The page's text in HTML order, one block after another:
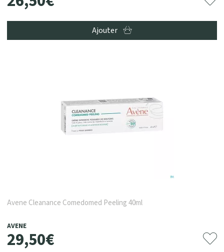
Ajouter
Avene Cleanance Comedomed Peeling 40ml
AVENE
29,50€